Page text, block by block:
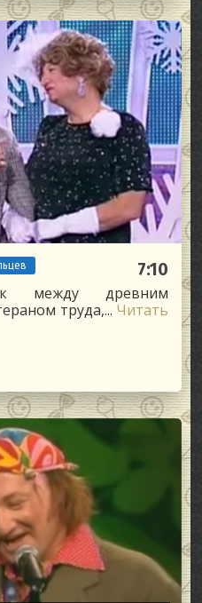
7:10
между древним
труда,... Читать